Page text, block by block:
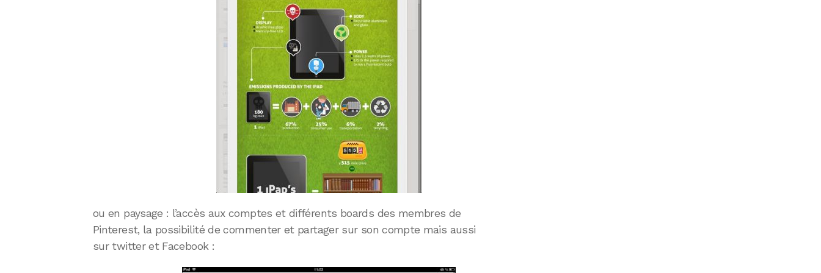
ou en paysage : l’accès aux comptes et différents boards des membres de
Pinterest, la possibilité de commenter et partager sur son compte mais aussi
sur twitter et Facebook :